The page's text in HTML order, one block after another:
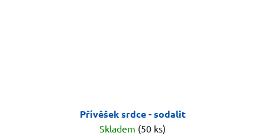
Přívěšek srdce - sodalit
Skladem (50 ks)